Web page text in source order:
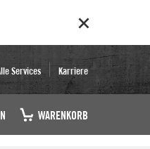
Services Karriere
WARENKORB